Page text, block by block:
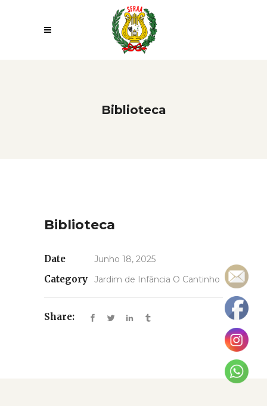
Biblioteca
Biblioteca
Date Junho 18, 2025
Category Jardim de Infância O Cantinho
Share: